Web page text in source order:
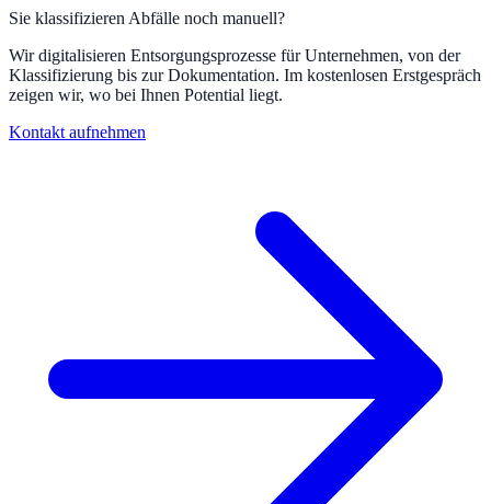
Sie klassifizieren Abfälle noch manuell?
Wir digitalisieren Entsorgungsprozesse für Unternehmen, von der
Klassifizierung bis zur Dokumentation. Im kostenlosen Erstgespräch
zeigen wir, wo bei Ihnen Potential liegt.
Kontakt aufnehmen